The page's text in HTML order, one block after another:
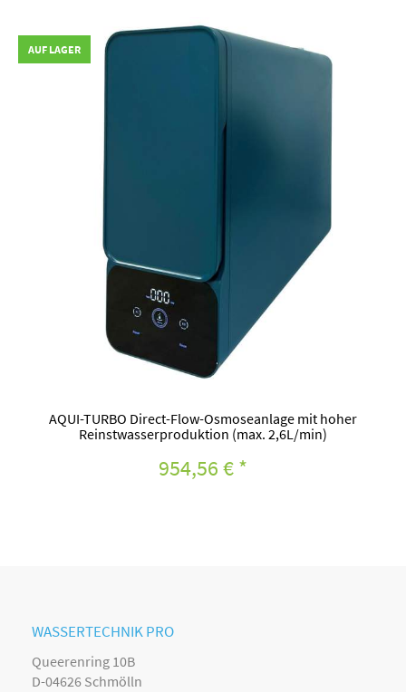
AUF LAGER
AQUI-TURBO Direct-Flow-Osmoseanlage mit hoher
Reinstwasserproduktion (max. 2,6L/min)
954,56 €*
WASSERTECHNIK PRO
Queerenring 10B
D-04626 Schmölln